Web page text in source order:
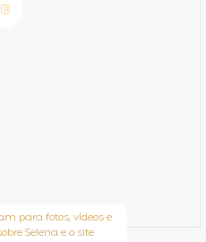
para fotos, vídeos e
Selena e o site